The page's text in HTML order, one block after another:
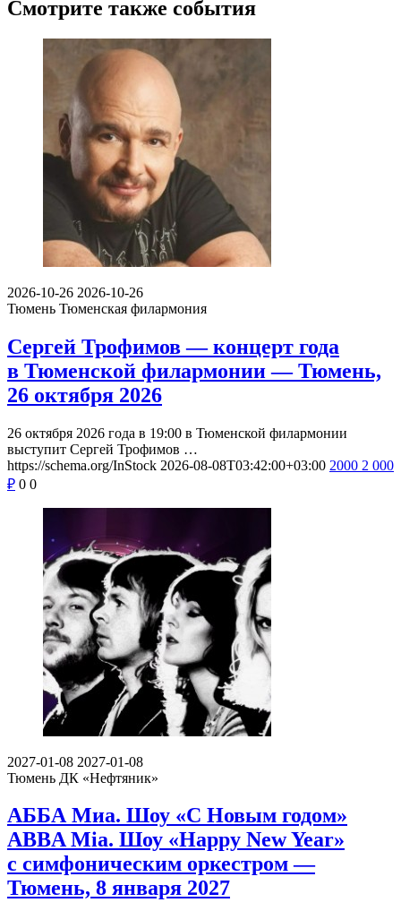
Смотрите также события
2026-10-26 2026-10-26
Тюмень Тюменская филармония
Сергей Трофимов — концерт года
в Тюменской филармонии — Тюмень,
26 октября 2026
26 октября 2026 года в 19:00 в Тюменской филармонии
выступит Сергей Трофимов …
https://schema.org/InStock 2026-08-08T03:42:00+03:00 2000 2 000
₽ 0 0
2027-01-08 2027-01-08
Тюмень ДК «Нефтяник»
АББА Миа. Шоу «С Новым годом»
ABBA Mia. Шоу «Happy New Year»
с симфоническим оркестром —
Тюмень, 8 января 2027